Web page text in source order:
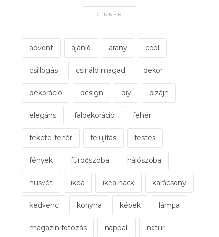
CÍMKÉK
advent ajánló arany cool
csillogás csináld magad dekor
dekoráció design diy dizájn
elegáns faldekoráció fehér
fekete-fehér felújítás festés
fények fürdőszoba hálószoba
húsvét ikea ikea hack karácsony
kedvenc konyha képek lámpa
magazin fotózás nappali natúr